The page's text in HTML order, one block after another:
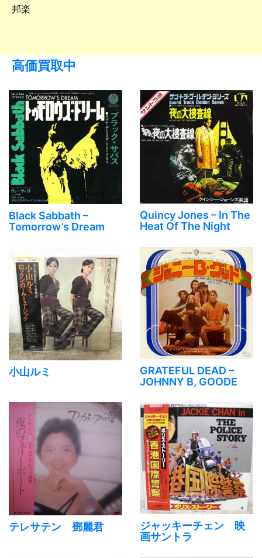
邦楽
高価買取中
Black Sabbath ‎–
Tomorrow’s Dream
Quincy Jones ‎– In The
Heat Of The Night
小山ルミ
GRATEFUL DEAD –
JOHNNY B, GOODE
テレサテン 鄧麗君
ジャッキーチェン 映
画サントラ